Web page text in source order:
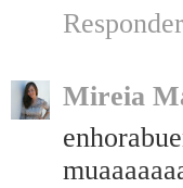
Responder
Mireia